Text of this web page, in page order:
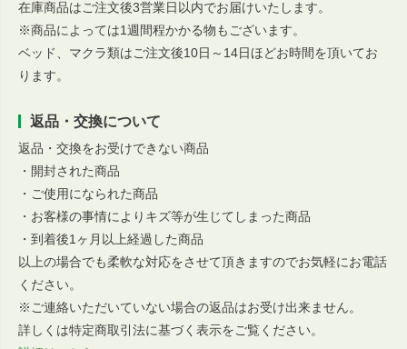
在庫商品はご注文後3営業日以内でお届けいたします。
※商品によっては1週間程かかる物もございます。
ベッド、マクラ類はご注文後10日～14日ほどお時間を頂いてお
ります。
返品・交換について
返品・交換をお受けできない商品
・開封された商品
・ご使用になられた商品
・お客様の事情によりキズ等が生じてしまった商品
・到着後1ヶ月以上経過した商品
以上の場合でも柔軟な対応をさせて頂きますのでお気軽にお電話
ください。
※ご連絡いただいていない場合の返品はお受け出来ません。
詳しくは特定商取引法に基づく表示をご覧ください。